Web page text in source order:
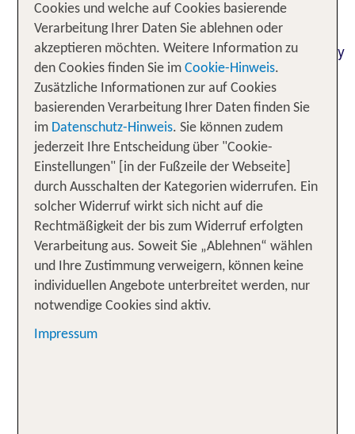
Du möchtest Deinen Urlaub an einem Strand
verbringen, den viele für den schönsten der Welt
halten? Dann sollte die philippinische Insel Boracay
Dein Reiseziel sein. Wie ein von weißen Stränden
umrahmter Tupfer aus grünen Hügeln und Palmen
leuchtet sie aus dem tiefblauen Wasser des
Pazifischen Ozeans hervor. Auf der Insel bist Du
umgeben von Motiven, die Du sonst nur von
Postkarten kennst. Erlebe einen traumhaften
Urlaub auf Boracay und erliege dem einzigartigen
Zauber Südostasiens! Auf der malerischen Insel,
die nur etwa sieben Kilometer lang und knapp drei
Kilometer breit ist, sind 33.000 Menschen zu
Hause. Boracay liegt nordwestlich der größeren
Insel Panay. Dort befindet sich auch der
nächstgelegene Flughafen Caticlan. Von hier sind
es nur noch 20 Minuten mit dem Boot und Du hast
Dein Urlaubsziel erreicht. Boracay begeistert nicht
Cookies und welche auf Cookies basierende
Verarbeitung Ihrer Daten Sie ablehnen oder
akzeptieren möchten. Weitere Information zu
den Cookies finden Sie im Cookie-Hinweis.
Zusätzliche Informationen zur auf Cookies
basierenden Verarbeitung Ihrer Daten finden Sie
im Datenschutz-Hinweis. Sie können zudem
jederzeit Ihre Entscheidung über "Cookie-
Einstellungen" [in der Fußzeile der Webseite]
durch Ausschalten der Kategorien widerrufen. Ein
solcher Widerruf wirkt sich nicht auf die
Rechtmäßigkeit der bis zum Widerruf erfolgten
Verarbeitung aus. Soweit Sie „Ablehnen“ wählen
und Ihre Zustimmung verweigern, können keine
individuellen Angebote unterbreitet werden, nur
notwendige Cookies sind aktiv.
Impressum